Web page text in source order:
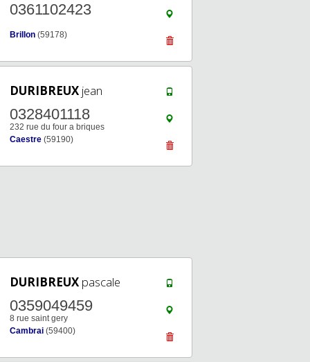
0361102423
Brillon (59178)
DURIBREUX jean
0328401118
232 rue du four a briques
Caestre (59190)
DURIBREUX pascale
0359049459
8 rue saint gery
Cambrai (59400)